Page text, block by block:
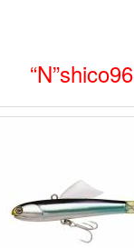
“N”shico96